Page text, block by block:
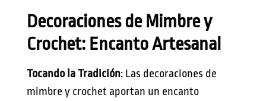
Decoraciones de Mimbre y
Crochet: Encanto Artesanal
Tocando la Tradición: Las decoraciones de
mimbre y crochet aportan un encanto